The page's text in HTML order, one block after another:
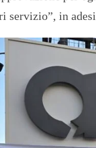
servizio”, in